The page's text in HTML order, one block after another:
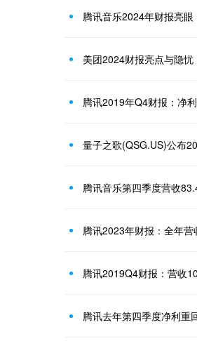
腾讯音乐2024年财报亮
美团2024财报亮点与隐
腾讯2019年Q4财报：净
腾讯音乐第四季度营收
腾讯2023年财报：全年
腾讯2019Q4财报：营收
腾讯去年第四季度净利重